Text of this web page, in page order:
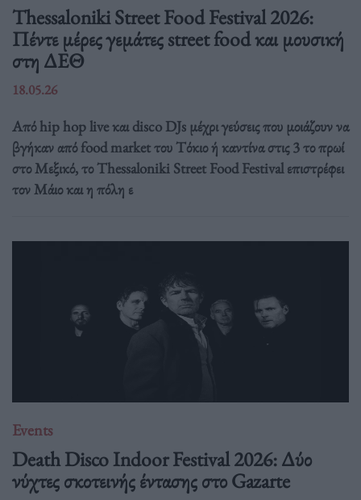
Thessaloniki Street Food Festival 2026:
Πέντε μέρες γεμάτες street food και μουσική
στη ΔΕΘ
18.05.26
Από hip hop live και disco DJs μέχρι γεύσεις που μοιάζουν να
βγήκαν από food market του Τόκιο ή καντίνα στις 3 το πρωί
στο Μεξικό, το Thessaloniki Street Food Festival επιστρέφει
τον Μάιο και η πόλη ε
Events
Death Disco Indoor Festival 2026: Δύο
νύχτες σκοτεινής έντασης στο Gazarte